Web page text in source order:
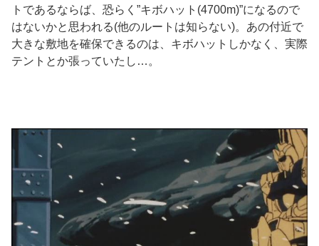
トであるならば、恐らく”キボハット(4700m)”になるので
はないかと思われる(他のルートは知らない)。あの付近で
大きな敷地を確保できるのは、キボハットしかなく、実際
テントとか張っていたし…。